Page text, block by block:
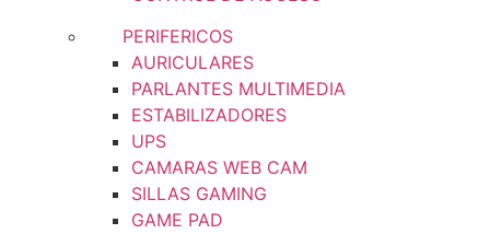
PERIFERICOS
AURICULARES
PARLANTES MULTIMEDIA
ESTABILIZADORES
UPS
CAMARAS WEB CAM
SILLAS GAMING
GAME PAD